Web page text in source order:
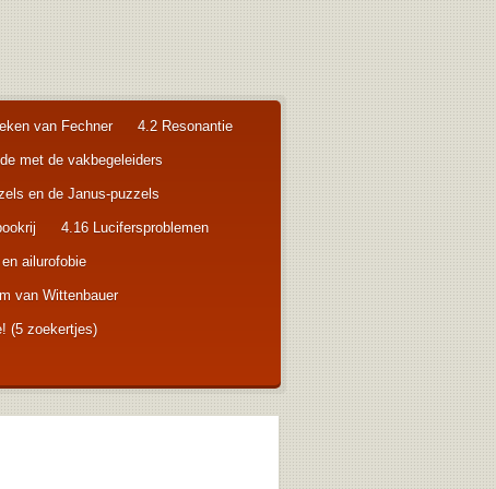
van Fechner 4.2 Resonantie
met de vakbegeleiders
en de Janus-puzzels
4.16 Lucifersproblemen
ailurofobie
van Wittenbauer
(5 zoekertjes)